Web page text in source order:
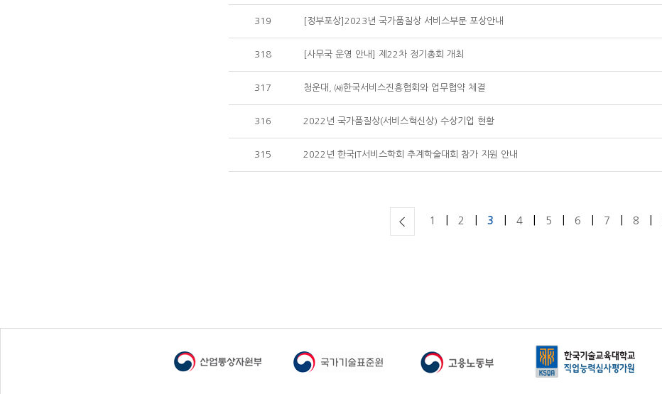
319 [정부포상]2023년 국가품질상 서비스부문 포상안내
318 [사무국 운영 안내] 제22차 정기총회 개최
317 청운대, ㈔한국서비스진흥협회와 업무협약 체결
316 2022년 국가품질상(서비스혁신상) 수상기업 현황
315 2022년 한국IT서비스학회 추계학술대회 참가 지원 안내
1 2 3 4 5 6 7 8